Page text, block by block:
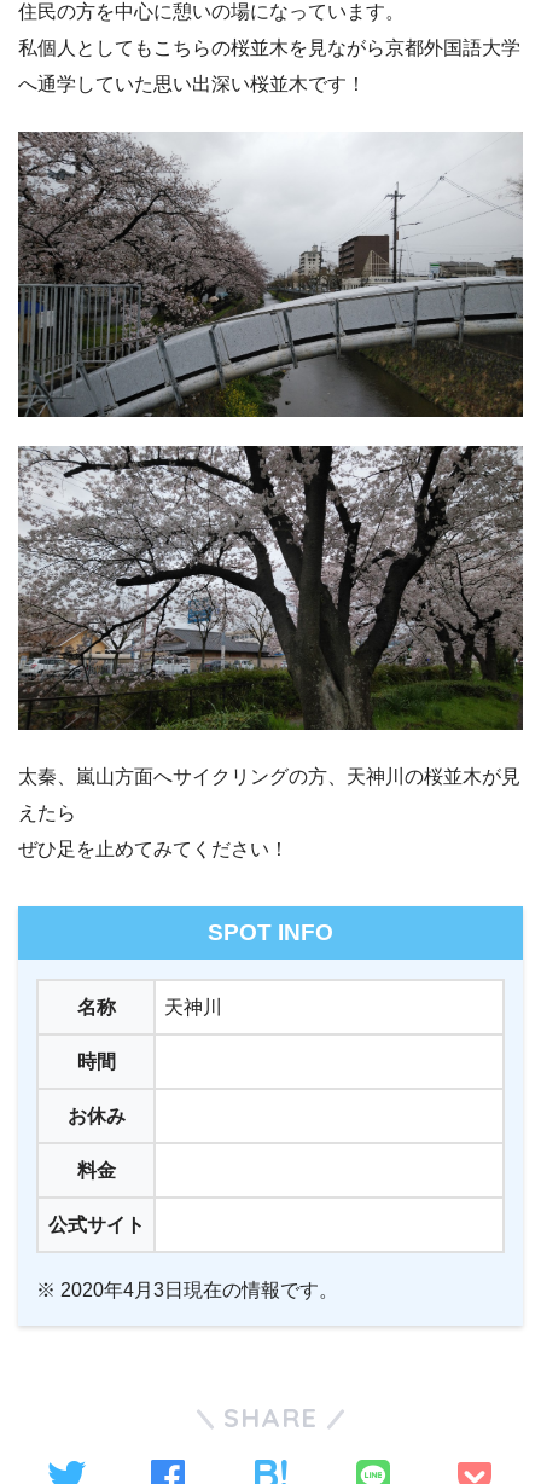
住民の方を中心に憩いの場になっています。
私個人としてもこちらの桜並木を見ながら京都外国語大学
へ通学していた思い出深い桜並木です！
太秦、嵐山方面へサイクリングの方、天神川の桜並木が見
えたら
ぜひ足を止めてみてください！
SPOT INFO
名称 天神川
時間
お休み
料金
公式サイト
※ 2020年4月3日現在の情報です。
SHARE